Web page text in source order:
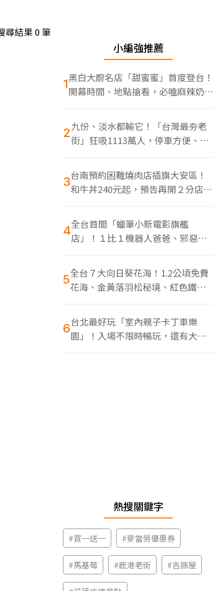
尋結果0筆
小編強推薦
1黑白大廚名店「甜蜜蜜」首度登台！
開幕時間、地點搶看，必嗑麻辣奶油
蝦
2九份、淡水都輸它！「台灣最夯老
街」狂吸1113萬人，停車方便、特
色美食多
3台南預約困難燒肉店插旗大安區！
和牛丼240元起，預告再開２分店、
地點曝光
4全台首間「蠟筆小新電影旗艦
店」！１比１機器人爸爸、邪惡正
男，百款周邊買翻
5全台７大向日葵花海！1.2公頃免費
花海、金黃落羽松秘境、紅色鐵橋
同框
6台北最好玩「室內親子卡丁車樂
園」！入場不限時暢玩，還有大螢
幕Switch遊戲區
熱搜關鍵字
#買一送一 #麥當勞優惠券
#馬基莓 #鹿港老街 #吉豚屋